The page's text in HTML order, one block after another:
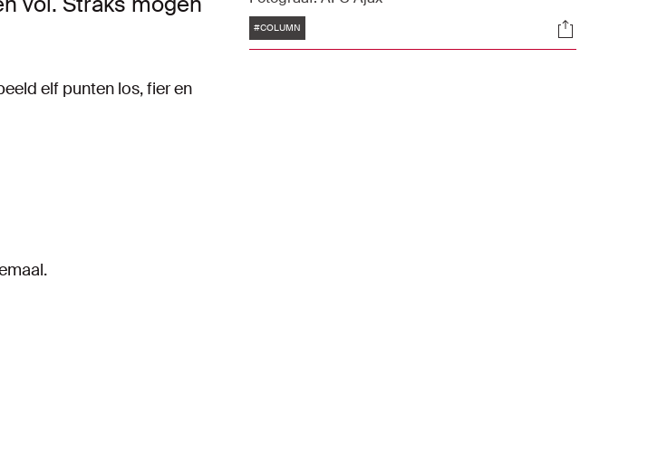
Tags
#COLUMN Socials
elf punten los, fier en